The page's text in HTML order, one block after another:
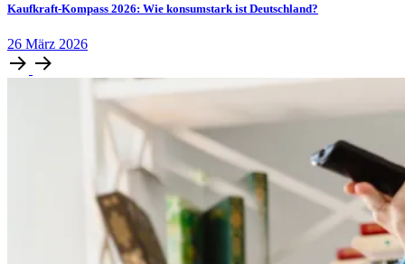
Kaufkraft-Kompass 2026: Wie konsumstark ist Deutschland?
26 März 2026